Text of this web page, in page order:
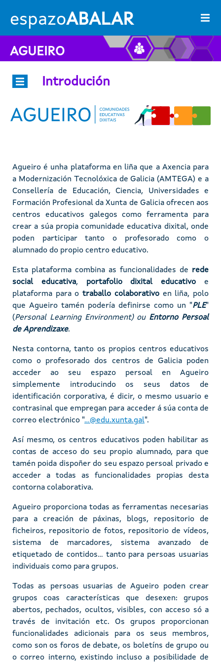
espazoABALAR
AGUEIRO
Introdución
Imaxe Imaxe
Agueiro é unha plataforma en liña que a Axencia para
a Modernización Tecnolóxica de Galicia (AMTEGA) e a
Consellería de Educación, Ciencia, Universidades e
Formación Profesional da Xunta de Galicia ofrecen aos
centros educativos galegos como ferramenta para
crear a súa propia comunidade educativa dixital, onde
poden participar tanto o profesorado como o
alumnado do propio centro educativo.
Esta plataforma combina as funcionalidades de rede
social educativa, portafolio dixital educativo e
plataforma para otraballo colaborativoen liña, polo
que Agueiro tamén podería definirse como un "PLE"
(Personal Learning Environment) ou Entorno Persoal
de Aprendizaxe.
Nesta contorna, tanto os propios centros educativos
como o profesorado dos centros de Galicia poden
acceder ao seu espazo persoal en Agueiro
simplemente introducindo os seus datos de
identificación corporativa, é dicir, o mesmo usuario e
contrasinal que empregan para acceder á súa conta de
correo electrónico "...@edu.xunta.gal".
Así mesmo, os centros educativos poden habilitar as
contas de acceso do seu propio alumnado, para que
tamén poida dispoñer do seu espazo persoal privado e
acceder a todas as funcionalidades propias desta
contorna colaborativa.
Agueiro proporciona todas as ferramentas necesarias
para a creación de páxinas, blogs, repositorio de
ficheiros, repositorio de fotos, repositorio de vídeos,
sistema de marcadores, sistema avanzado de
etiquetado de contidos... tanto para persoas usuarias
individuais como para grupos.
Todas as persoas usuarias de Agueiro poden crear
grupos coas características que desexen: grupos
abertos, pechados, ocultos, visibles, con acceso só a
través de invitación etc. Os grupos proporcionan
funcionalidades adicionais para os seus membros,
como son os foros de debate, os boletíns de grupo ou
o correo interno, existindo incluso a posibilidade de